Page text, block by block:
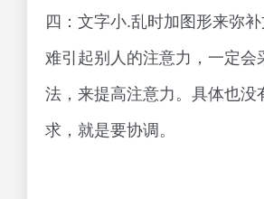
四：文字小.乱时加图形来弥
难引起别人的注意力，一定会
法，来提高注意力。具体也没
求，就是要协调。